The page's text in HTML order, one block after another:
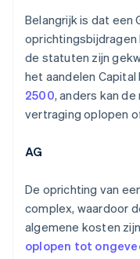
Belangrijk is dat een
oprichtingsbijdragen
de statuten zijn
het aandelen
2500, anders kan
vertraging oplopen
AG
De oprichting van
complex, waardoor
algemene kosten
oplopen tot